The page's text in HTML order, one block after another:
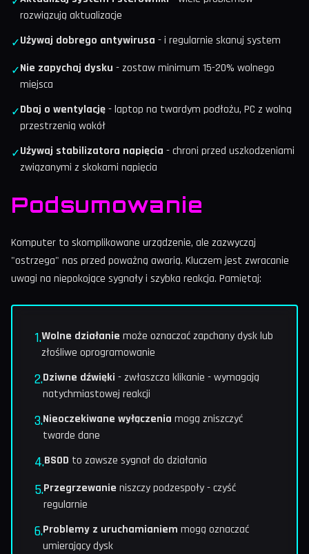
rozwiązują aktualizacje
✓Używaj dobrego antywirusa - i regularnie skanuj system
✓Nie zapychaj dysku - zostaw minimum 15-20% wolnego
miejsca
✓Dbaj o wentylację- laptop na twardym podłożu, PC z wolną
przestrzenią wokół
✓Używaj stabilizatora napięcia - chroni przed uszkodzeniami
związanymi z skokami napięcia
Podsumowanie
Komputer to skomplikowane urządzenie, ale zazwyczaj
"ostrzega" nas przed poważną awarią. Kluczem jest zwracanie
uwagi na niepokojące sygnały i szybka reakcja. Pamiętaj:
1.Wolne działanie może oznaczać zapchany dysk lub
złośliwe oprogramowanie
2.Dziwne dźwięki - zwłaszcza klikanie - wymagają
natychmiastowej reakcji
3.Nieoczekiwane wyłączenia mogą zniszczyć
twarde dane
4.BSOD to zawsze sygnał do działania
5.Przegrzewanie niszczy podzespoły - czyść
regularnie
6.Problemy z uruchamianiem mogą oznaczać
umierający dysk